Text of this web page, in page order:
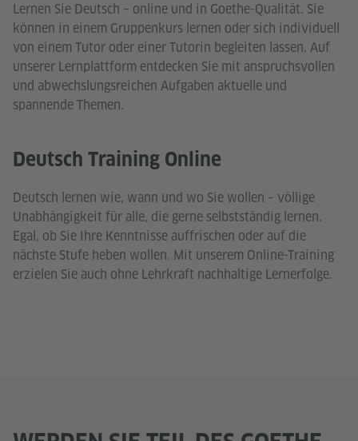
Lernen Sie Deutsch – online und in Goethe-Qualität. Sie
können in einem Gruppenkurs lernen oder sich individuell
von einem Tutor oder einer Tutorin begleiten lassen. Auf
unserer Lernplattform entdecken Sie mit anspruchsvollen
und abwechslungsreichen Aufgaben aktuelle und
spannende Themen.
Deutsch Training Online
Deutsch lernen wie, wann und wo Sie wollen – völlige
Unabhängigkeit für alle, die gerne selbstständig lernen.
Egal, ob Sie Ihre Kenntnisse auffrischen oder auf die
nächste Stufe heben wollen. Mit unserem Online-Training
erzielen Sie auch ohne Lehrkraft nachhaltige Lernerfolge.